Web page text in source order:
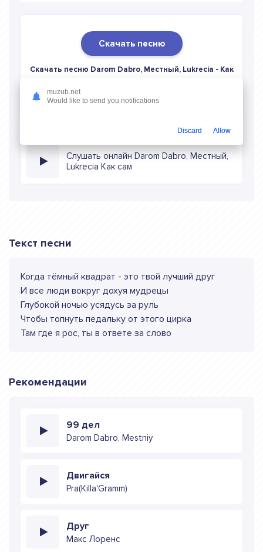
Скачать песню
Скачать песню Darom Dabro, Местный, Lukrecia - Как
в mp3 (длина: 3:39, качество: 320 кбитс) бесплатно
или слушать музыку в режиме онлайн
Слушать онлайн Darom Dabro, Местный,
Lukrecia Как сам
Текст песни
Когда тёмный квадрат - это твой лучший друг
И все люди вокруг дохуя мудрецы
Глубокой ночью усядусь за руль
Чтобы топнуть педальку от этого цирка
Там где я рос, ты в ответе за слово
Рекомендации
99 дел
Darom Dabro, Mestniy
Двигайся
Pra(Killa'Gramm)
Друг
Макс Лоренс
muzub.net
Would like to send you notifications
Discard Allow